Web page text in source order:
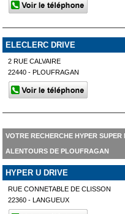
ELECLERC DRIVE
2 RUE CALVAIRE
22440 - PLOUFRAGAN
VOTRE RECHERCHE HYPER
ALENTOURS DE PLOUFRAGAN
HYPER U DRIVE
RUE CONNETABLE DE CLISSON
22360 - LANGUEUX